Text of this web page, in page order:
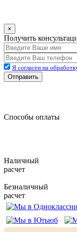
×
Получить
Я согласен на
Отправить
Способы оплаты
Наличный
расчет
Безналичный
расчет